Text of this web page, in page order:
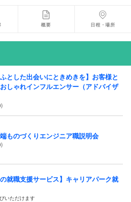
概要 日程・場所
ふとした出会いにときめきを】お客様と
しゃれインフルエンサー（アドバイザ
ものづくりエンジニア職説明会
の就職支援サービス】キャリアパーク就
いただけます